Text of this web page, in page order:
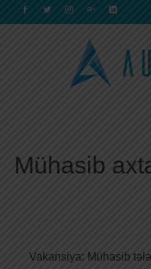
Mühasib
Vakansiya: Mühasib